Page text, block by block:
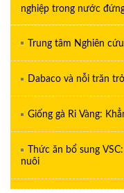
nghiệp trong nước
Trung tâm Nghiên
Dabaco và nỗi trăn
Giống gà Ri Vàng:
Thức ăn bổ sung
nuôi